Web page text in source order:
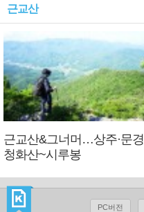
근교산
근교산&그너머…상주·문경
청화산~시루봉
PC버전